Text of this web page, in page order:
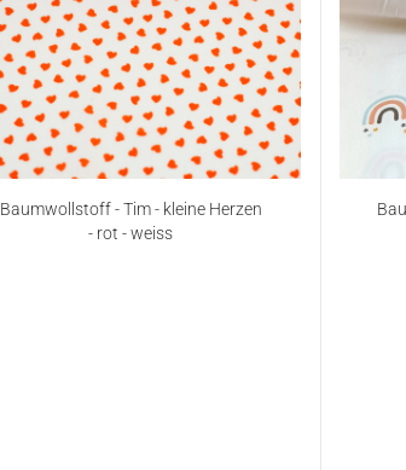
Baumwollstoff - Tim - kleine Herzen
- rot - weiss